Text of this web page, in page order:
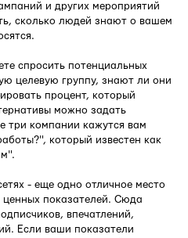
и других мероприятий
сколько людей знают о вашем
спросить потенциальных
целевую группу, знают ли они
процент, который
можно задать
три компании кажутся вам
который известен как
- еще одно отличное место
ценных показателей. Сюда
впечатлений,
Если ваши показатели